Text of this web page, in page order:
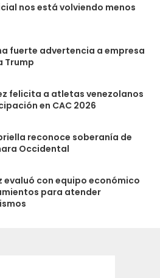
nos está volviendo menos
fuerte advertencia a empresa
Trump
felicita a atletas venezolanos
en CAC 2026
reconoce soberanía de
Occidental
evaluó con equipo económico
para atender